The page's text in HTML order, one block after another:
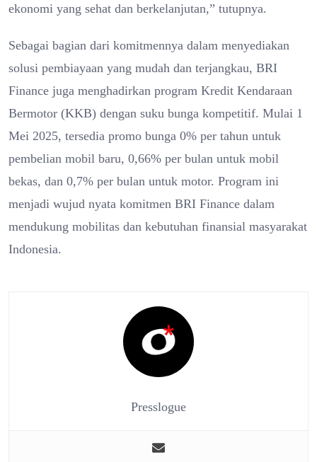
ekonomi yang sehat dan berkelanjutan,” tutupnya.
Sebagai bagian dari komitmennya dalam menyediakan
solusi pembiayaan yang mudah dan terjangkau, BRI
Finance juga menghadirkan program Kredit Kendaraan
Bermotor (KKB) dengan suku bunga kompetitif. Mulai 1
Mei 2025, tersedia promo bunga 0% per tahun untuk
pembelian mobil baru, 0,66% per bulan untuk mobil
bekas, dan 0,7% per bulan untuk motor. Program ini
menjadi wujud nyata komitmen BRI Finance dalam
mendukung mobilitas dan kebutuhan finansial masyarakat
Indonesia.
Presslogue